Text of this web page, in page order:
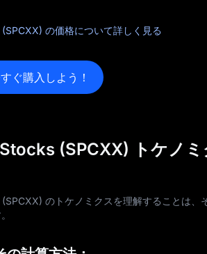
の価格について詳しく見る
ぐ購入しよう！
(SPCXX) トケノ
のトケノミクスを理解することは、